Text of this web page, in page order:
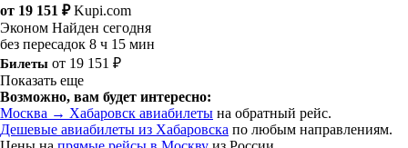
от 19 151 ₽ Kupi.com
Эконом Найден сегодня
без пересадок 8 ч 15 мин
Билеты от 19 151 ₽
Показать еще
Возможно, вам будет интересно:
Москва → Хабаровск авиабилеты на обратный рейс.
Дешевые авиабилеты из Хабаровска по любым направлениям.